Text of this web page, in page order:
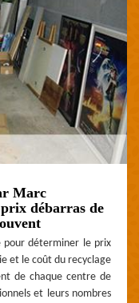
Marc
débarras de
pour déterminer le prix
et le coût du recyclage
de chaque centre de
et leurs nombres